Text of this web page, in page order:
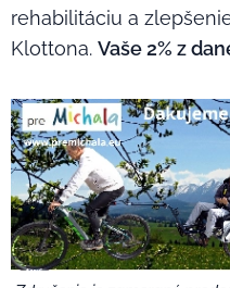
rehabilitáciu a
Klottona. Vaše 2% z